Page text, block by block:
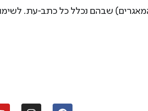
שבהם נכלל כל כתב-עת.